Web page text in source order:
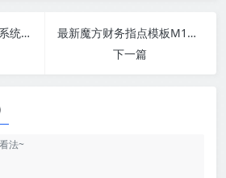
MacCMSPro视频影视系统源码 含9套模板
最新魔方财务指点模板M1+M2全套源码
下一篇